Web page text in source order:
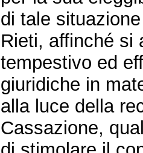
di tale
Rieti, affinché si
tempestivo ed
giuridiche in
alla luce della
Cassazione,